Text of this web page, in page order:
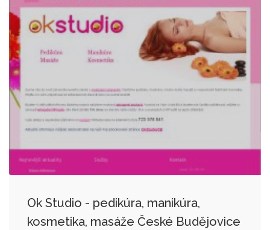
Ok Studio - pedikúra, manikúra,
kosmetika, masáže České Budějovice